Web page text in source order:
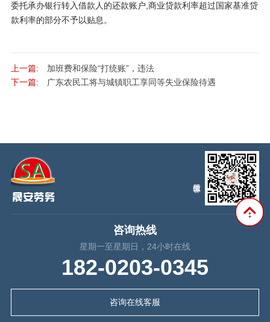
委托承办银行转入借款人的还款账户,商业贷款利率超过国家基准贷
款利率的部分不予以贴息。
上一篇:
加班费和保险“打统账”，违法
下一篇:
广东农民工将与城镇职工享同等失业保险待遇
咨询热线
星期一至星期日，24小时在线
182-0203-0345
咨询在线客服